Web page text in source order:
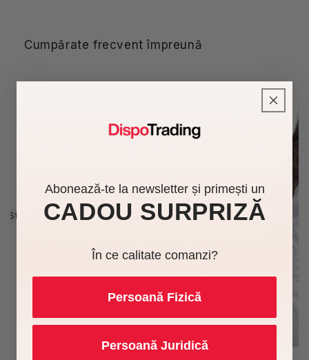
Cumpărate frecvent împreună
Stoc -16% În Stoc
Abonează-te la newsletter și primești un
CADOU SURPRIZĂ
În ce calitate comanzi?
Persoană Fizică
Persoană Juridică